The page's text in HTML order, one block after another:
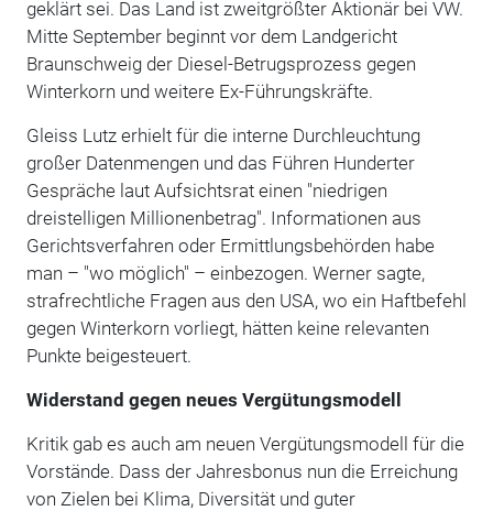
geklärt sei. Das Land ist zweitgrößter Aktionär bei VW.
Mitte September beginnt vor dem Landgericht
Braunschweig der Diesel-Betrugsprozess gegen
Winterkorn und weitere Ex-Führungskräfte.
Gleiss Lutz erhielt für die interne Durchleuchtung
großer Datenmengen und das Führen Hunderter
Gespräche laut Aufsichtsrat einen "niedrigen
dreistelligen Millionenbetrag". Informationen aus
Gerichtsverfahren oder Ermittlungsbehörden habe
man – "wo möglich" – einbezogen. Werner sagte,
strafrechtliche Fragen aus den USA, wo ein Haftbefehl
gegen Winterkorn vorliegt, hätten keine relevanten
Punkte beigesteuert.
Widerstand gegen neues Vergütungsmodell
Kritik gab es auch am neuen Vergütungsmodell für die
Vorstände. Dass der Jahresbonus nun die Erreichung
von Zielen bei Klima, Diversität und guter